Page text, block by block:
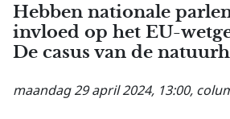
Hebben nationale
invloed op het EU-
De casus van de
maandag 29 april 2024, 13:00,